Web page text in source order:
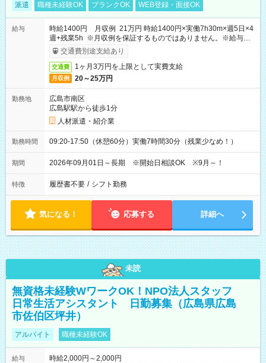
派遣 職種未経験OK ブランクOK WEB登録・面接OK
給与
時給1400円 月収例 21万円 時給1400円×実働7h30m×週5日×4
週+残業5h ※月収例を保証するものではありません。※給与即
受取りサービス利用可（利用条件有）
交通費別途支給あり
交通費 1ヶ月3万円を上限として実費支給
月収例 20～25万円
勤務地
広島市南区
広島駅駅から徒歩1分
人材派遣・紹介業
勤務時間 09:20-17:50（休憩60分）実働7時間30分（残業少なめ！）
期間 2026年09月01日～長期 ※開始日相談OK ※9月～！
特徴 履歴書不要 / シフト勤務
気になる！ 応募する 詳細へ
未読
無資格未経験WワークOK！NPO法人スタッフ
日常生活アシスタント 日勤募集（広島県広島
市佐伯区坪井）
アルバイト 職種未経験OK
給与
時給2,000円～2,000円